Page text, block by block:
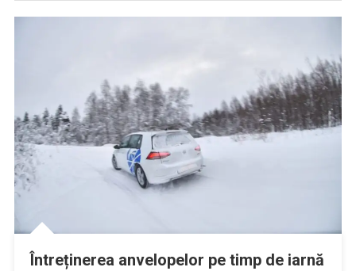
Întreținerea anvelopelor pe timp de iarnă